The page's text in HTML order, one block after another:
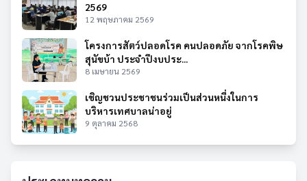
2569
12 พฤษภาคม 2569
โครงการสัตว์ปลอดโรค คนปลอดภัย จากโรคพิษ
สุนัขบ้า ประจำปีงบประ...
8 เมษายน 2569
เชิญชวนประชาชนร่วมเป็นส่วนหนึ่งในการ
บริหารเทศบาลน่าอยู่
9 ตุลาคม 2568